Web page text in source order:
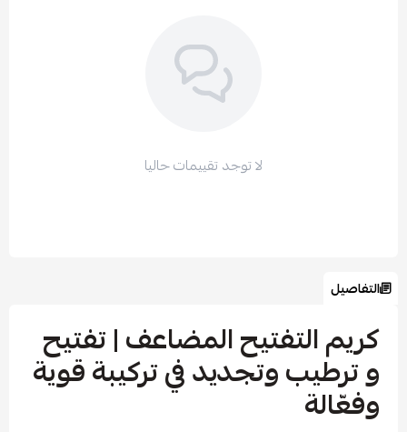
لا توجد تقييمات حاليا
التفاصيل
كريم التفتيح المضاعف | تفتيح
و ترطيب وتجديد في تركيبة قوية
وفعّالة